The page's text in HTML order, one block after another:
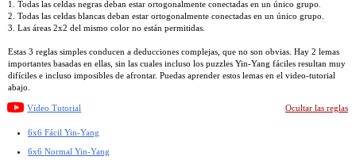
1. Todas las celdas negras deban estar ortogonalmente conectadas en un único grupo.
2. Todas las celdas blancas deban estar ortogonalmente conectadas en un único grupo.
3. Las áreas 2x2 del mismo color no están permitidas.
Estas 3 reglas simples conducen a deducciones complejas, que no son obvias. Hay 2 lemas
importantes basadas en ellas, sin las cuales incluso los puzzles Yin-Yang fáciles resultan muy
difíciles e incluso imposibles de afrontar. Puedas aprender estos lemas en el video-tutorial
abajo.
Vídeo Tutorial Ocultar las reglas
6x6 Fácil Yin-Yang
6x6 Normal Yin-Yang